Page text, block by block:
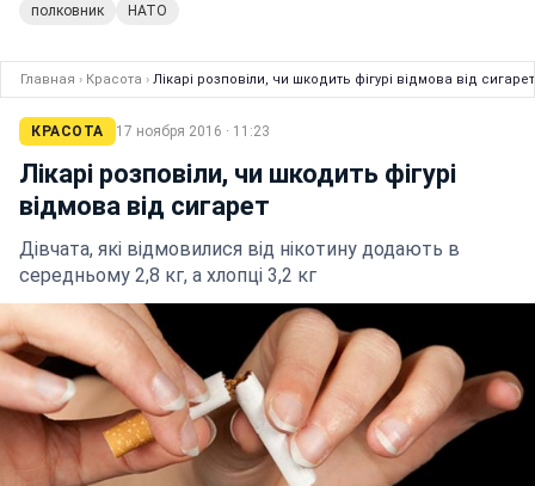
полковник НАТО
Главная › Красота › Лікарі розповіли, чи шкодить фігурі відмова від сигарет
КРАСОТА 17 ноября 2016 · 11:23
Лікарі розповіли, чи шкодить фігурі
відмова від сигарет
Дівчата, які відмовилися від нікотину додають в
середньому 2,8 кг, а хлопці 3,2 кг